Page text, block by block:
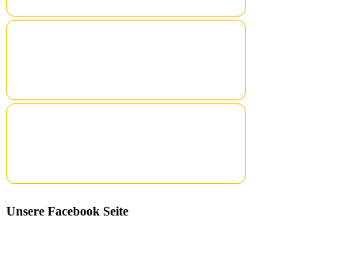
Unsere Facebook Seite